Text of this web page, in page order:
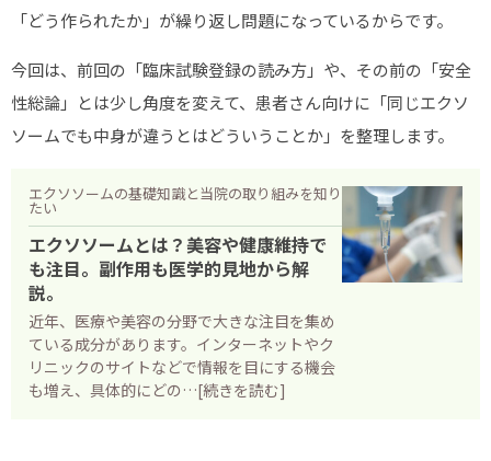
ダイエット
当院について
価格について
診察予約
エクソソームブログ
エクソソームの基礎知識
副作用とデメリット
タイムライン
確認しておきたいこと
「どう作られたか」が繰り返し問題になっているからです。
今回は、前回の「臨床試験登録の読み方」や、その前の「安全
性総論」とは少し角度を変えて、患者さん向けに「同じエクソ
ソームでも中身が違うとはどういうことか」を整理します。
エクソソームの基礎知識と当院の取り組みを知り
たい
エクソソームとは？美容や健康維持で
も注目。副作用も医学的見地から解
説。
近年、医療や美容の分野で大きな注目を集め
ている成分があります。インターネットやク
リニックのサイトなどで情報を目にする機会
も増え、具体的にどの…[続きを読む]